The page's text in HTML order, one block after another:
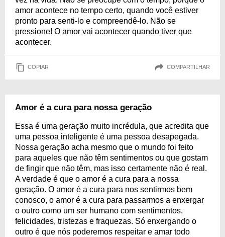
amor acontece no tempo certo, quando você estiver
pronto para senti-lo e compreendê-lo. Não se
pressione! O amor vai acontecer quando tiver que
acontecer.
COPIAR COMPARTILHAR
Amor é a cura para nossa geração
Essa é uma geração muito incrédula, que acredita que
uma pessoa inteligente é uma pessoa desapegada.
Nossa geração acha mesmo que o mundo foi feito
para aqueles que não têm sentimentos ou que gostam
de fingir que não têm, mas isso certamente não é real.
A verdade é que o amor é a cura para a nossa
geração. O amor é a cura para nos sentirmos bem
conosco, o amor é a cura para passarmos a enxergar
o outro como um ser humano com sentimentos,
felicidades, tristezas e fraquezas. Só enxergando o
outro é que nós poderemos respeitar e amar todo